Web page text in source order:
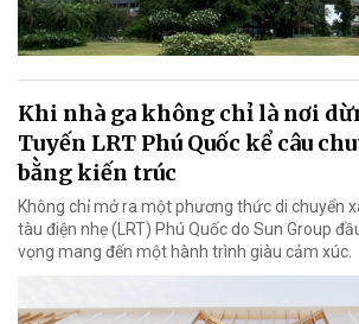
Khi nhà ga không chỉ là nơi
Tuyến LRT Phú Quốc kể câu
bằng kiến trúc
Không chỉ mở ra một phương thức di chuyển
tàu điện nhẹ (LRT) Phú Quốc do Sun Group
vọng mang đến một hành trình giàu cảm xúc.